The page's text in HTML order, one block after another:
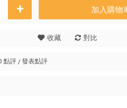
香橙亮白速
+ 加入購物
收藏 對比
點評/發表點評